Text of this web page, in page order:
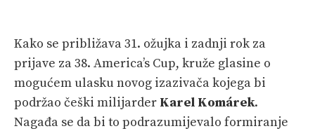
Kako se približava 31. ožujka i zadnji rok za
prijave za 38. America’s Cup, kruže glasine o
mogućem ulasku novog izazivača kojega bi
podržao češki milijarder Karel Komárek.
Nagađa se da bi to podrazumijevalo formiranje